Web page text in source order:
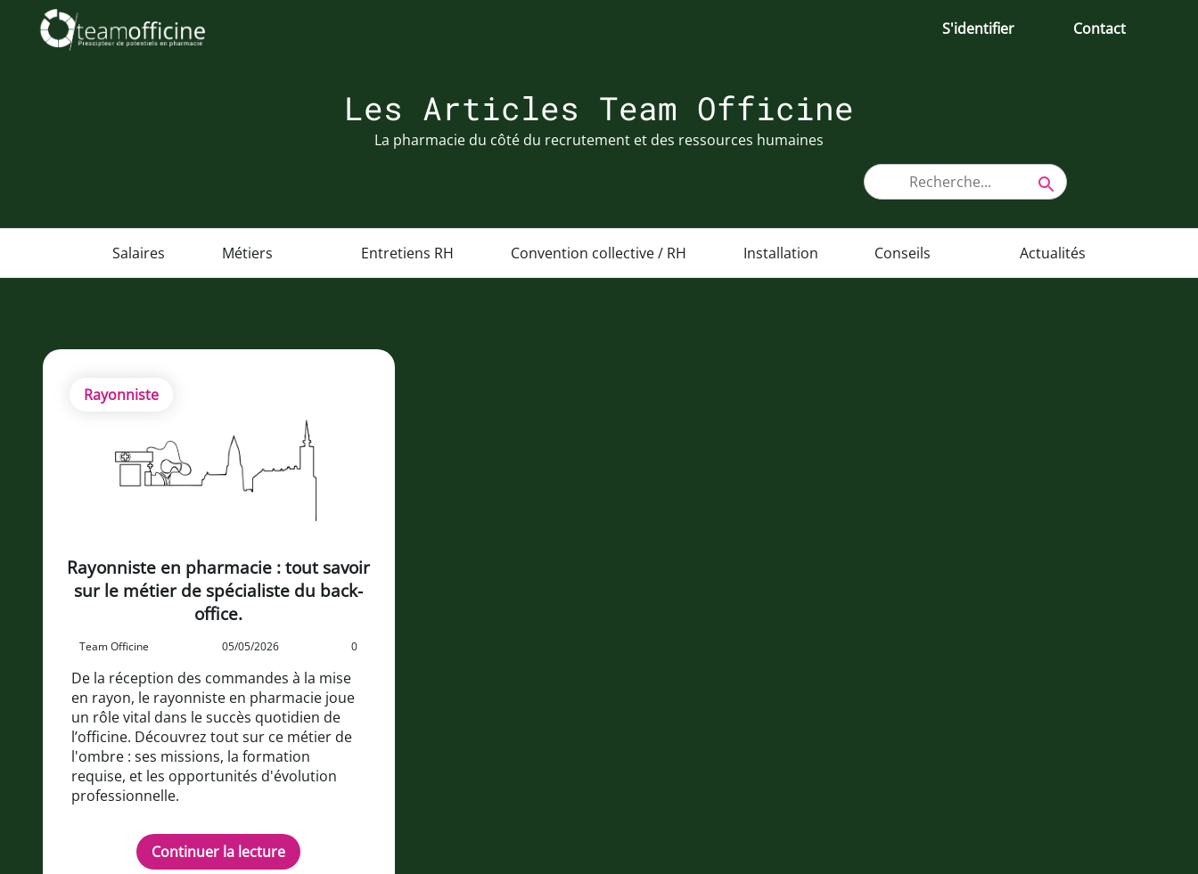
S'identifier Contact
Les Articles Team Officine
La pharmacie du côté du recrutement et des ressources humaines
Salaires Métiers Entretiens RH Convention collective / RH Installation Conseils Actualités
Rayonniste
Rayonniste en pharmacie : tout savoir
sur le métier de spécialiste du back-
office.
Team Officine 05/05/2026 0
De la réception des commandes à la mise
en rayon, le rayonniste en pharmacie joue
un rôle vital dans le succès quotidien de
l’officine. Découvrez tout sur ce métier de
l'ombre : ses missions, la formation
requise, et les opportunités d'évolution
professionnelle.
Continuer la lecture